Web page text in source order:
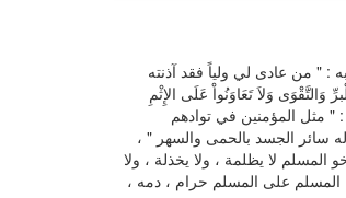
: " من عادى لي ولياً فقد آذنته
وَلاَ تَعَاوَنُواْ عَلَى الإِثْمِ
مثل المؤمنين في توادهم
سائر الجسد بالحمى والسهر " ،
لا يظلمة ، ولا يخذلة ، ولا
على المسلم حرام ، دمه ،